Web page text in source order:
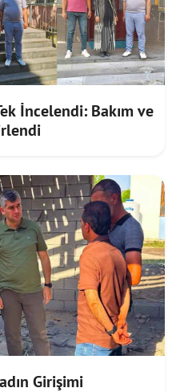
İncelendi: Bakım ve
Girişimi